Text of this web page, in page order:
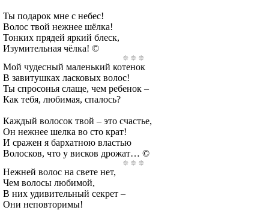
Ты подарок мне с небес!
Волос твой нежнее шёлка!
Тонких прядей яркий блеск,
Изумительная чёлка! ©
Мой чудесный маленький котенок
В завитушках ласковых волос!
Ты спросонья слаще, чем ребенок –
Как тебя, любимая, спалось?
Каждый волосок твой – это счастье,
Он нежнее шелка во сто крат!
И сражен я бархатною властью
Волосков, что у висков дрожат… ©
Нежней волос на свете нет,
Чем волосы любимой,
В них удивительный секрет –
Они неповторимы!